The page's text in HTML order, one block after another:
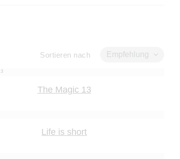
Sortieren nach Empfehlung
The Magic 13
Life is short